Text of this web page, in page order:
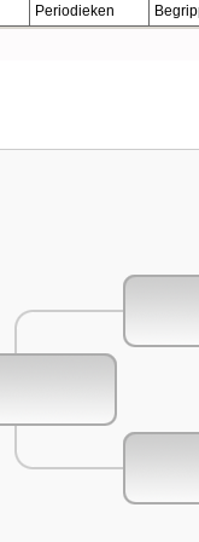
Periodieken